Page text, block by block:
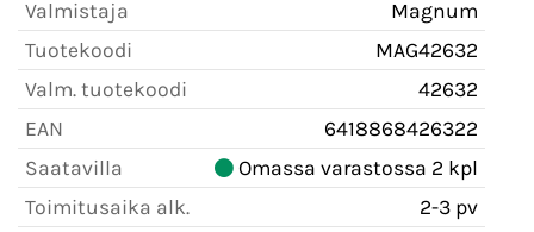
Valmistaja
Magnum
Tuotekoodi
MAG42632
Valm. tuotekoodi
42632
EAN
6418868426322
Saatavilla
Omassa varastossa 2 kpl
Toimitusaika alk.
2-3 pv